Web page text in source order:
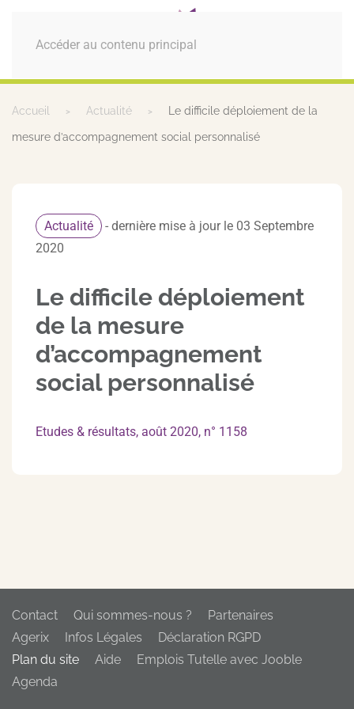
Accéder au contenu principal
MENU
Accueil Actualité Le difficile déploiement de la
mesure d’accompagnement social personnalisé
Actualité
- dernière mise à jour le 03 Septembre
2020
Le difficile déploiement
de la mesure
d’accompagnement
social personnalisé
Etudes & résultats, août 2020, n° 1158
Contact Qui sommes-nous ?
Partenaires
Agerix
Infos Légales
Déclaration RGPD
Plan du site
Aide
Emplois Tutelle avec Jooble
Agenda